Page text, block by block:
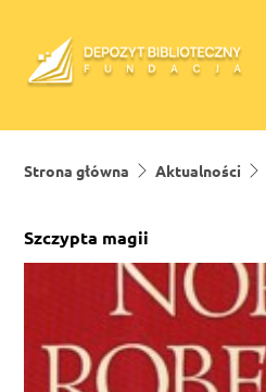
Strona główna Aktualności
Szczypta magii